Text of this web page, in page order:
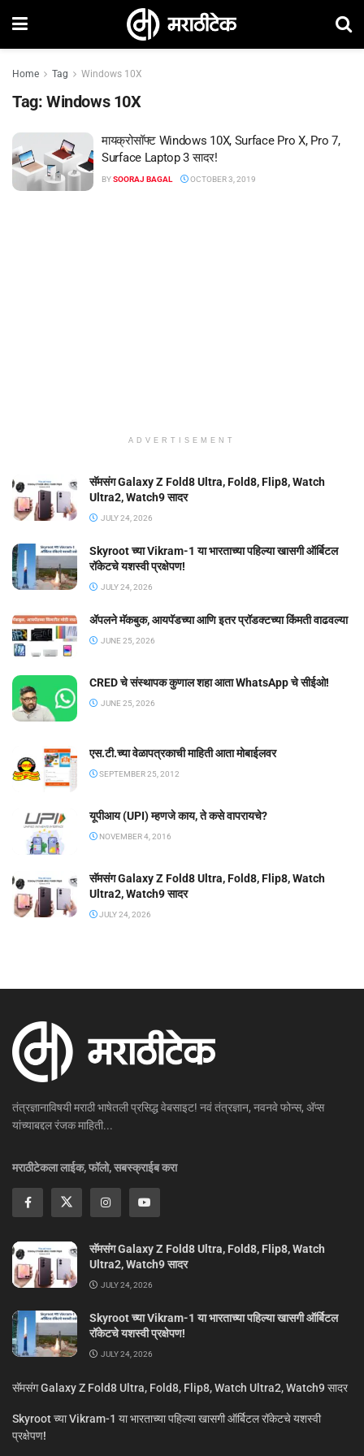
Home Tag Windows 10X
Tag: Windows 10X
मायक्रोसॉफ्ट Windows 10X, Surface Pro X, Pro 7,
Surface Laptop 3 सादर!
BYSOORAJ BAGAL OCTOBER 3, 2019
ADVERTISEMENT
सॅमसंग Galaxy Z Fold8 Ultra, Fold8, Flip8, Watch
Ultra2, Watch9 सादर
JULY 24, 2026
Skyroot च्या Vikram-1 या भारताच्या पहिल्या खासगी ऑर्बिटल
रॉकेटचे यशस्वी प्रक्षेपण!
JULY 24, 2026
ॲपलने मॅकबुक, आयपॅडच्या आणि इतर प्रॉडक्टच्या किंमती वाढवल्या
JUNE 25, 2026
CRED चे संस्थापक कुणाल शहा आता WhatsApp चे सीईओ!
JUNE 25, 2026
एस.टी.च्या वेळापत्रकाची माहिती आता मोबाईलवर
SEPTEMBER 25, 2012
यूपीआय (UPI) म्हणजे काय, ते कसे वापरायचे?
NOVEMBER 4, 2016
सॅमसंग Galaxy Z Fold8 Ultra, Fold8, Flip8, Watch
Ultra2, Watch9 सादर
JULY 24, 2026
तंत्रज्ञानाविषयी मराठी भाषेतली प्रसिद्ध वेबसाइट! नवं तंत्रज्ञान, नवनवे फोन्स, ॲप्स
यांच्याबद्दल रंजक माहिती...
मराठीटेकला लाईक, फॉलो, सबस्क्राईब करा
सॅमसंग Galaxy Z Fold8 Ultra, Fold8, Flip8, Watch
Ultra2, Watch9 सादर
JULY 24, 2026
Skyroot च्या Vikram-1 या भारताच्या पहिल्या खासगी ऑर्बिटल
रॉकेटचे यशस्वी प्रक्षेपण!
JULY 24, 2026
सॅमसंग Galaxy Z Fold8 Ultra, Fold8, Flip8, Watch Ultra2, Watch9 सादर
Skyroot च्या Vikram-1 या भारताच्या पहिल्या खासगी ऑर्बिटल रॉकेटचे यशस्वी
प्रक्षेपण!